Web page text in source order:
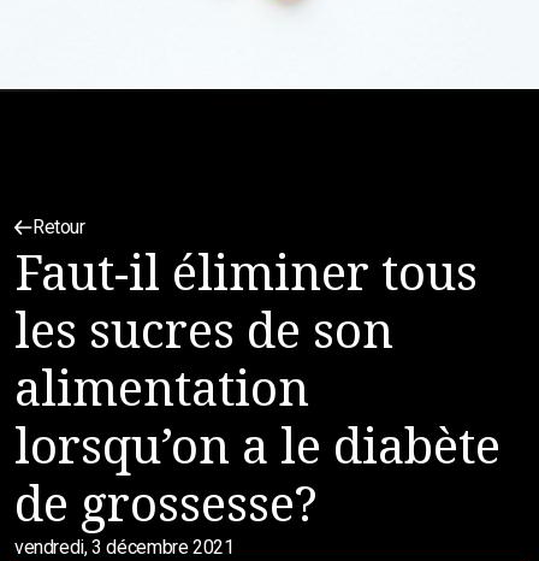
Retour
Faut-il éliminer tous
les sucres de son
alimentation
lorsqu’on a le diabète
de grossesse?
vendredi, 3 décembre 2021